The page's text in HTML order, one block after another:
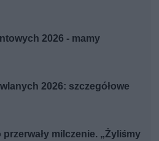
2026 - mamy
2026: szczegółowe
milczenie. „Żyliśmy